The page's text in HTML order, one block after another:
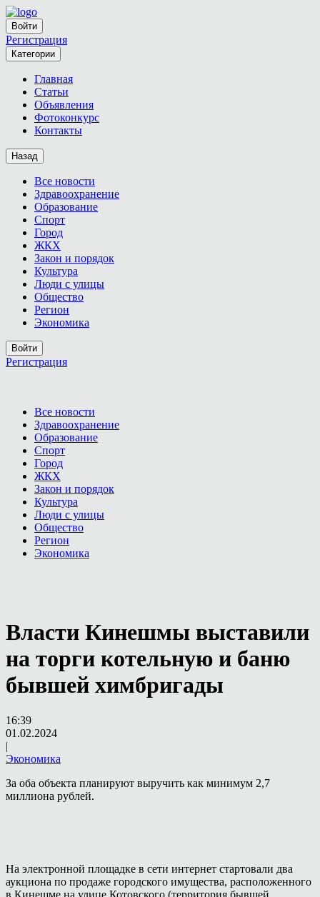
Войти
Регистрация
Категории
Главная
Статьи
Объявления
Фотоконкурс
Контакты
Назад
Все новости
Здравоохранение
Образование
Спорт
Город
ЖКХ
Закон и порядок
Культура
Люди с улицы
Общество
Регион
Экономика
Войти
Регистрация
Все новости
Здравоохранение
Образование
Спорт
Город
ЖКХ
Закон и порядок
Культура
Люди с улицы
Общество
Регион
Экономика
Власти Кинешмы выставили
на торги котельную и баню
бывшей химбригады
16:39
01.02.2024
|
Экономика
За оба объекта планируют выручить как минимум 2,7
миллиона рублей.
На электронной площадке в сети интернет стартовали два
аукциона по продаже городского имущества, расположенного
в Кинешме на улице Котовского (территория бывшей